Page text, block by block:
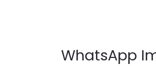
WhatsApp